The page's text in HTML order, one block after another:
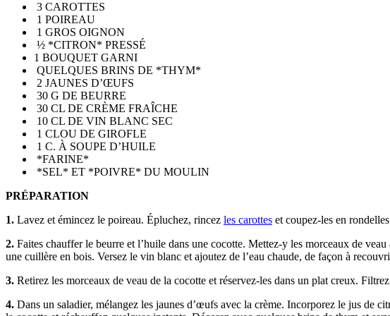
3 CAROTTES
1 POIREAU
1 GROS OIGNON
½ *CITRON* PRESSÉ
1 BOUQUET GARNI
QUELQUES BRINS DE *THYM*
2 JAUNES D’ŒUFS
30 G DE BEURRE
30 CL DE CRÈME FRAÎCHE
10 CL DE VIN BLANC SEC
1 CLOU DE GIROFLE
1 C. À SOUPE D’HUILE
*FARINE*
*SEL* ET *POIVRE* DU MOULIN
PRÉPARATION
1. Lavez et émincez le poireau. Épluchez, rincez les carottes et coupez-les en
2. Faites chauffer le beurre et l’huile dans une cocotte. Mettez-y les morceaux de
une cuillère en bois. Versez le vin blanc et ajoutez de l’eau chaude, de façon à
3. Retirez les morceaux de veau de la cocotte et réservez-les dans un plat creux.
4. Dans un saladier, mélangez les jaunes d’œufs avec la crème. Incorporez le jus de